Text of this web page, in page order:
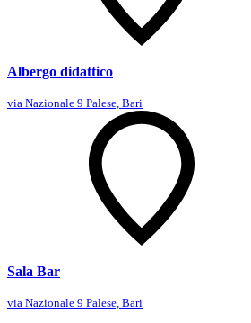
Albergo didattico
via Nazionale 9 Palese, Bari
Sala Bar
via Nazionale 9 Palese, Bari